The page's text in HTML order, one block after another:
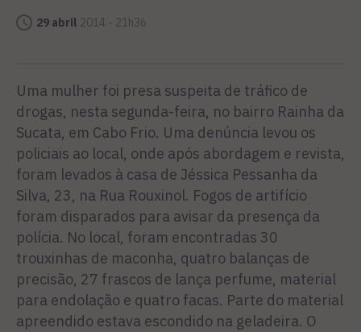
29 abril 2014 - 21h36
Uma mulher foi presa suspeita de tráfico de
drogas, nesta segunda-feira, no bairro Rainha da
Sucata, em Cabo Frio. Uma denúncia levou os
policiais ao local, onde após abordagem e revista,
foram levados à casa de Jéssica Pessanha da
Silva, 23, na Rua Rouxinol. Fogos de artifício
foram disparados para avisar da presença da
polícia. No local, foram encontradas 30
trouxinhas de maconha, quatro balanças de
precisão, 27 frascos de lança perfume, material
para endolação e quatro facas. Parte do material
apreendido estava escondido na geladeira. O